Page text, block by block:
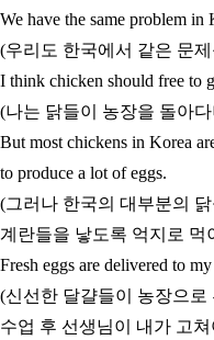
We have the same problem in
(우리도 한국에서 같은 문
I think chicken should free to
(나는 닭들이 농장을 돌아
But most chickens in Korea
to produce a lot of eggs.
(그러나 한국의 대부분의
계란들을 낳도록 억지로 먹
Fresh eggs are delivered to
(신선한 달걀들이 농장으
수업 후 선생님이 내가 고